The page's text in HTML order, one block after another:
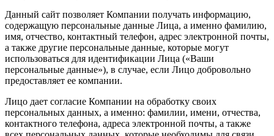
Данный сайт позволяет Компании получать информацию,
содержащую персональные данные Лица, а именно фамилию,
имя, отчество, контактный телефон, адрес электронной почты,
а также другие персональные данные, которые могут
использоваться для идентификации Лица («Ваши
персональные данные»), в случае, если Лицо добровольно
предоставляет ее компании.
Лицо дает согласие Компании на обработку своих
персональных данных, а именно: фамилии, имени, отчества,
контактного телефона, адреса электронной почты, а также